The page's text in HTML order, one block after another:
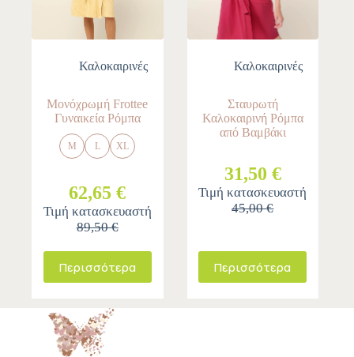
Καλοκαιρινές
Μονόχρωμή Frottee
Γυναικεία Ρόμπα
M L XL
62,65 €
Τιμή κατασκευαστή
89,50 €
Περισσότερα
Καλοκαιρινές
Σταυρωτή
Καλοκαιρινή Ρόμπα
από Βαμβάκι
31,50 €
Τιμή κατασκευαστή
45,00 €
Περισσότερα